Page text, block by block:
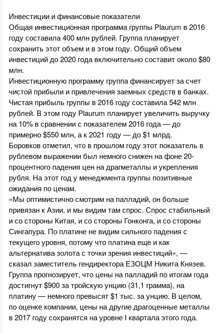
Инвестиции и финансовые показатели
Общая инвестиционная программа группы Plaurum в 2016
году составила 400 млн рублей. Группа планирует
сохранить этот объем и в этом году. Общий объем
инвестиций до 2020 года включительно составит около $80
млн.
Инвестиционную программу группа финансирует за счет
чистой прибыли и привлечения заемных средств в банках.
Чистая прибыль группы в 2016 году составила 542 млн
рублей. В этом году Plaurum планирует увеличить выручку
на 10% в сравнении с показателем 2016 года — до
примерно $550 млн, а к 2021 году — до $1 млрд.
Боровков отметил, что в прошлом году этот показатель в
рублевом выражении был немного снижен на фоне 20-
процентного падения цен на драгметаллы и укрепления
рубля. На этот год у менеджмента группы позитивные
ожидания по ценам.
«Мы оптимистично смотрим на палладий, он больше
привязан к Азии, и мы видим там спрос. Спрос стабильный
и со стороны Китая, и со стороны Гонконга, и со стороны
Сингапура. По платине не видим сильного падения с
текущего уровня, потому что платина еще и как
альтернатива золота с точки зрения инвестиций», —
сказал заместитель гендиректора ЕЗОЦМ Никита Князев.
Группа прогнозирует, что цены на палладий по итогам года
достигнут $900 за тройскую унцию (31,1 грамма), на
платину — немного превысят $1 тыс. за унцию. В целом,
по оценке компании, цены на другие драгоценные металлы
в 2017 году сохранятся на уровне I квартала этого года.